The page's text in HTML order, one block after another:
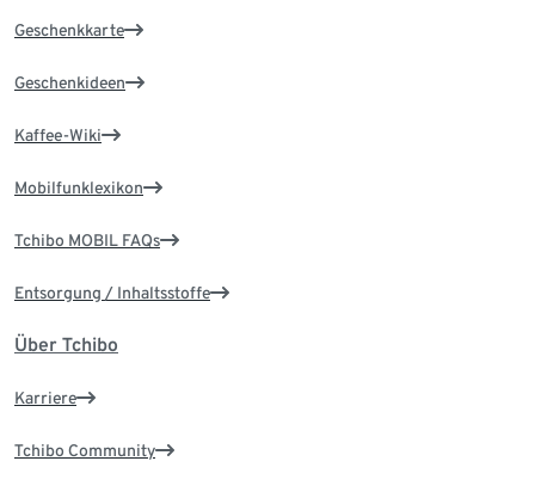
Geschenkkarte
Geschenkideen
Kaffee-Wiki
Mobilfunklexikon
Tchibo MOBIL FAQs
Entsorgung / Inhaltsstoffe
Über Tchibo
Karriere
Tchibo Community